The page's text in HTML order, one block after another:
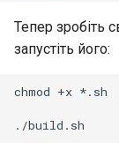
Тепер зробіть
запустіть його:
chmod +x *.sh